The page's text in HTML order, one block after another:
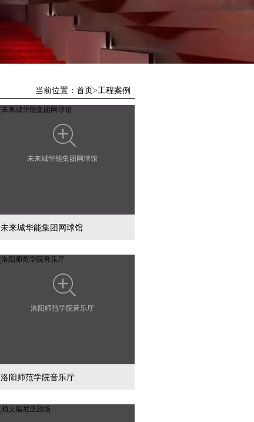
当前位置： 首页>工程案例
未来城华能集团网球馆
未来城华能集团网球馆
洛阳师范学院音乐厅
洛阳师范学院音乐厅